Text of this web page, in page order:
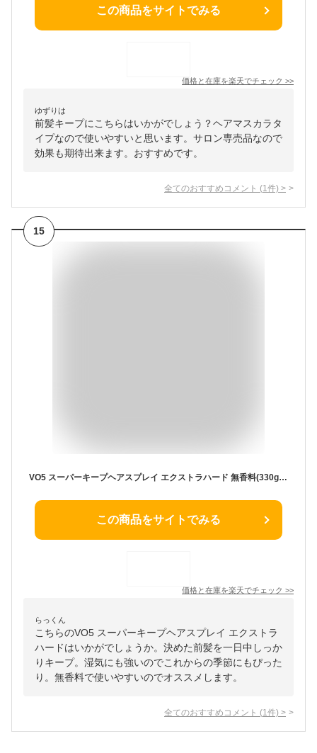
この商品をサイトでみる
価格と在庫を楽天でチェック >>
ゆずりは
前髪キープにこちらはいかがでしょう？ヘアマスカラタ
イプなので使いやすいと思います。サロン専売品なので
効果も期待出来ます。おすすめです。
全てのおすすめコメント (1 件) >
15
VO5 スーパーキープヘアスプレイ エクストラハード 無香料(330g)【VO5(ヴイオーファイブ)】[前髪 アホ毛 おくれ毛 カールキープ 雨・風の日にも]
この商品をサイトでみる
価格と在庫を楽天でチェック >>
らっくん
こちらのVO5 スーパーキープヘアスプレイ エクストラ
ハードはいかがでしょうか。決めた前髪を一日中しっか
りキープ。湿気にも強いのでこれからの季節にもぴった
り。無香料で使いやすいのでオススメします。
全てのおすすめコメント (1 件) >